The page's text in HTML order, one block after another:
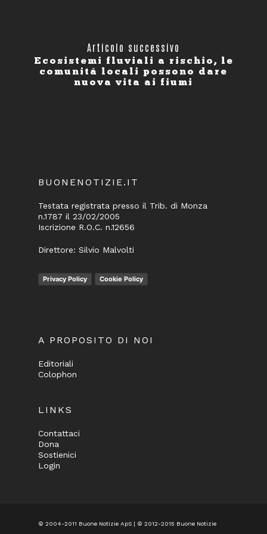
Articolo successivo
Ecosistemi fluviali a rischio, le
comunità locali possono dare
nuova vita ai fiumi
BUONENOTIZIE.IT
Testata registrata presso il Trib. di Monza
n.1787 il 23/02/2005
Iscrizione R.O.C. n.12656
Direttore: Silvio Malvolti
Privacy Policy Cookie Policy
A PROPOSITO DI NOI
Editoriali
Colophon
LINKS
Contattaci
Dona
Sostienici
Login
© 2004-2011 Buone Notizie ApS | © 2012-2015 Buone Notizie